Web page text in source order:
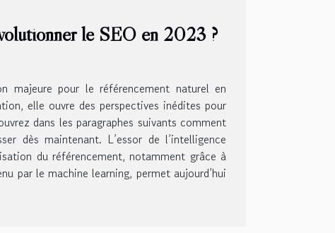
le SEO en 2023 ?
majeure pour le référencement naturel en
elle ouvre des perspectives inédites pour
dans les paragraphes suivants comment
dès maintenant. L’essor de l’intelligence
du référencement, notamment grâce à
par le machine learning, permet aujourd’hui